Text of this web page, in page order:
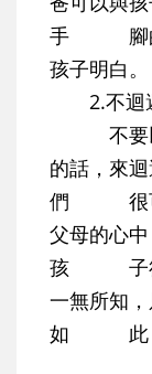
手 腳的
孩子明白。
2.不迴
不要以
的話，來
們 很可
父母的心
孩 子卻
一無所知，
如 此，很